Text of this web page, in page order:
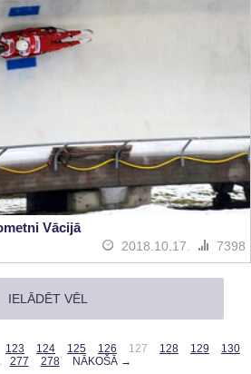
Vācijā
2018.10.17. 7398
IELĀDĒT VĒL
123 124 125 126 127 128 129
130
277 278 NĀKOŠĀ →